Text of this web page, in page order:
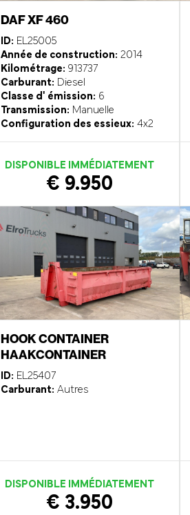
DAF XF 460
ID: EL25005
Année de construction: 2014
Kilométrage: 913737
Carburant: Diesel
Classe d' émission: 6
Transmission: Manuelle
Configuration des essieux: 4x2
DISPONIBLE IMMÉDIATEMENT
€ 9.950
HOOK CONTAINER
HAAKCONTAINER
ID: EL25407
Carburant: Autres
DISPONIBLE IMMÉDIATEMENT
€ 3.950